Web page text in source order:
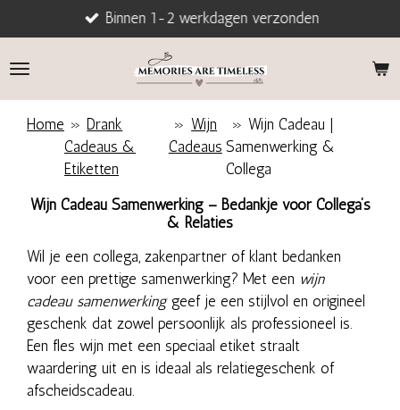
direct
naar
Binnen 1-2 werkdagen verzonden
Home » Drank
Cadeaus &
Etiketten
» Wijn
Cadeaus
» Wijn Cadeau |
Samenwerking &
Collega
Wijn Cadeau Samenwerking – Bedankje voor Collega’s
& Relaties
Wil je een collega, zakenpartner of klant bedanken
voor een prettige samenwerking? Met een wijn
cadeau samenwerkinggeef je een stijlvol en origineel
geschenk dat zowel persoonlijk als professioneel is.
Een fles wijn met een speciaal etiket straalt
waardering uit en is ideaal als relatiegeschenk of
afscheidscadeau.